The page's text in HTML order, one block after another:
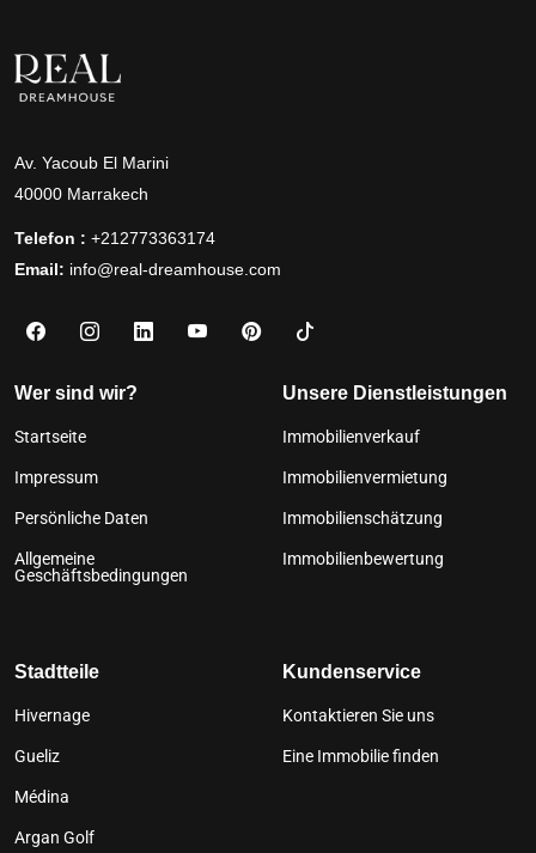
Av. Yacoub El Marini
40000 Marrakech
Telefon : +212773363174
Email: info@real-dreamhouse.com
Wer sind wir?
Startseite
Impressum
Persönliche Daten
Allgemeine
Geschäftsbedingungen
Unsere Dienstleistungen
Immobilienverkauf
Immobilienvermietung
Immobilienschätzung
Immobilienbewertung
Stadtteile
Hivernage
Gueliz
Médina
Argan Golf
Kundenservice
Kontaktieren Sie uns
Eine Immobilie finden